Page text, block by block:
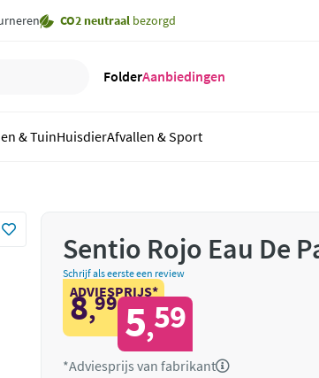
CO2 neutraal bezorgd
FolderAanbiedingen
& TuinHuisdierAfvallen & Sport
Sentio Rojo Eau De
Schrijf als eerste een review
ADVIESPRIJS*
8,99 5,59
*Adviesprijs van fabrikant